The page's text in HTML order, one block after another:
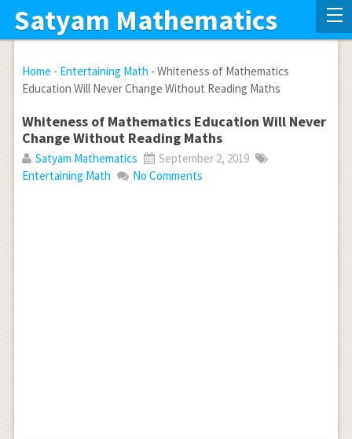
Satyam Mathematics
Home - Entertaining Math - Whiteness of Mathematics
Education Will Never Change Without Reading Maths
Whiteness of Mathematics Education Will Never
Change Without Reading Maths
Satyam Mathematics
September 2, 2019
Entertaining Math
No Comments